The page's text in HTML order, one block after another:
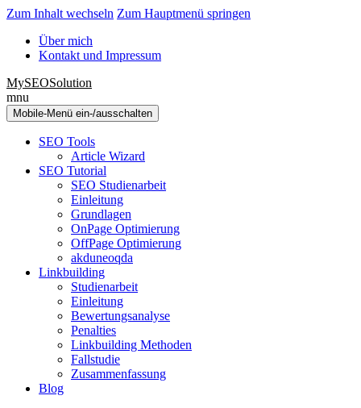
Zum Inhalt wechseln Zum Hauptmenü springen
Über mich
Kontakt und Impressum
MySEOSolution
mnu
Mobile-Menü ein-/ausschalten
SEO Tools
Article Wizard
SEO Tutorial
SEO Studienarbeit
Einleitung
Grundlagen
OnPage Optimierung
OffPage Optimierung
akduneoqda
Linkbuilding
Studienarbeit
Einleitung
Bewertungsanalyse
Penalties
Linkbuilding Methoden
Fallstudie
Zusammenfassung
Blog